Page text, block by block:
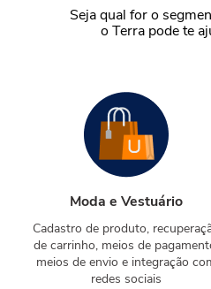
Seja qual for o
o Terra pode te
Moda e Vestuário
Cadastro de produto,
de carrinho, meios de
meios de envio e integração
redes sociais